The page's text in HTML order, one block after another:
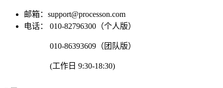
邮箱：support@processon.com
电话：
010-82796300（个人版）
010-86393609（团队版）
(工作日 9:30-18:30)